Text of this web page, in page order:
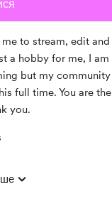
to stream, edit and
a hobby for me, I am
but my community
full time. You are the
you.